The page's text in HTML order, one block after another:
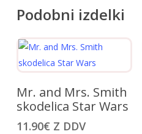
Podobni izdelki
Dodaj V Košarico
Mr. and Mrs. Smith
skodelica Star Wars
11.90€ Z DDV